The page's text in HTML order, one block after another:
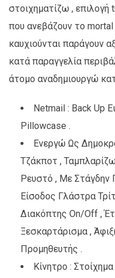
στοιχηματίζω ,
που ανεβάζουν το
καυχιούνται παράγουν
κατά παραγγελία
άτομο αναδημιουργώ
Netmail : Back Up
Pillowcase .
Ενεργώ Ως
Τζάκποτ ,
Ρευστό , Με Στάγδην
Είσοδος Γλάστρα
Διακόπτης On/Off ,
Ξεσκαρτάρισμα ,
Προμηθευτής .
Κίνητρο :